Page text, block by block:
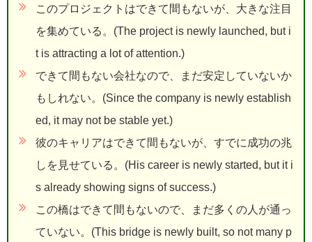
このプロジェクトはできて間もないが、大きな注目
を集めている。(The project is newly launched, but i
t is attracting a lot of attention.)
できて間もない会社なので、まだ安定していないか
もしれない。(Since the company is newly establish
ed, it may not be stable yet.)
彼のキャリアはできて間もないが、すでに成功の兆
しを見せている。(His career is newly started, but it i
s already showing signs of success.)
この橋はできて間もないので、まだ多くの人が通っ
ていない。(This bridge is newly built, so not many p